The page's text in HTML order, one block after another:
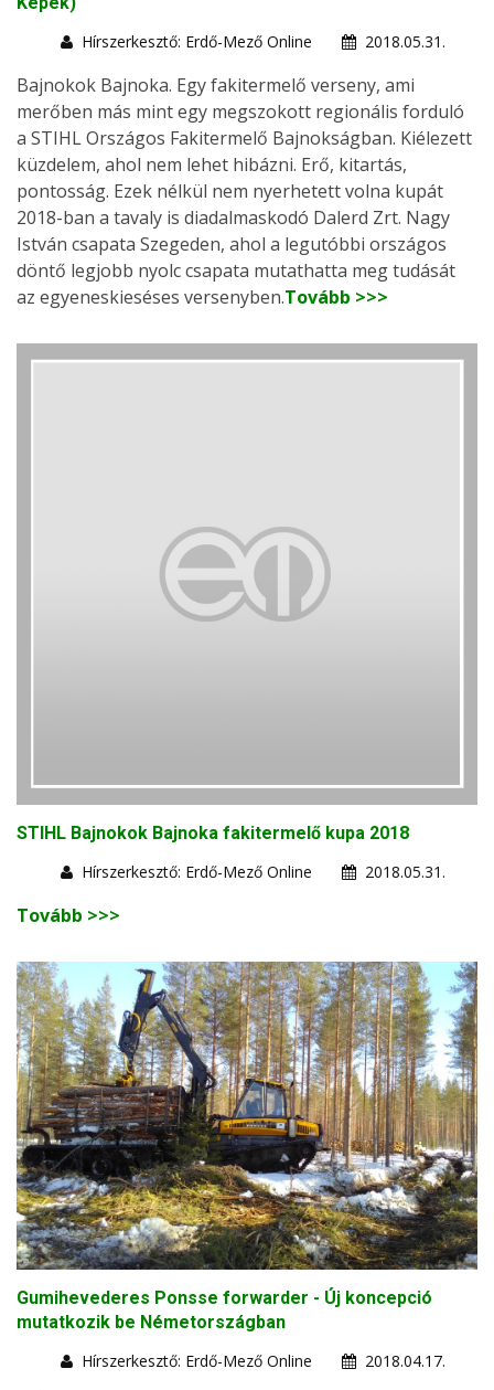
Hírszerkesztő: Erdő-Mező Online
2018.05.31.
Bajnokok Bajnoka. Egy fakitermelő verseny, ami
merőben más mint egy megszokott regionális forduló
a STIHL Országos Fakitermelő Bajnokságban. Kiélezett
küzdelem, ahol nem lehet hibázni. Erő, kitartás,
pontosság. Ezek nélkül nem nyerhetett volna kupát
2018-ban a tavaly is diadalmaskodó Dalerd Zrt. Nagy
István csapata Szegeden, ahol a legutóbbi országos
döntő legjobb nyolc csapata mutathatta meg tudását
az egyeneskieséses versenyben.Tovább >>>
STIHL Bajnokok Bajnoka fakitermelő kupa 2018
Hírszerkesztő: Erdő-Mező Online
2018.05.31.
Tovább >>>
Gumihevederes Ponsse forwarder - Új koncepció
mutatkozik be Németországban
Hírszerkesztő: Erdő-Mező Online
2018.04.17.